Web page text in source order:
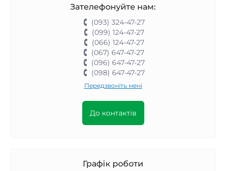
Зателефонуйте нам:
(093) 324-47-27
(099) 124-47-27
(066) 124-47-27
(067) 647-47-27
(096) 647-47-27
(098) 647-47-27
Передзвоніть мені
До контактів
Графік роботи